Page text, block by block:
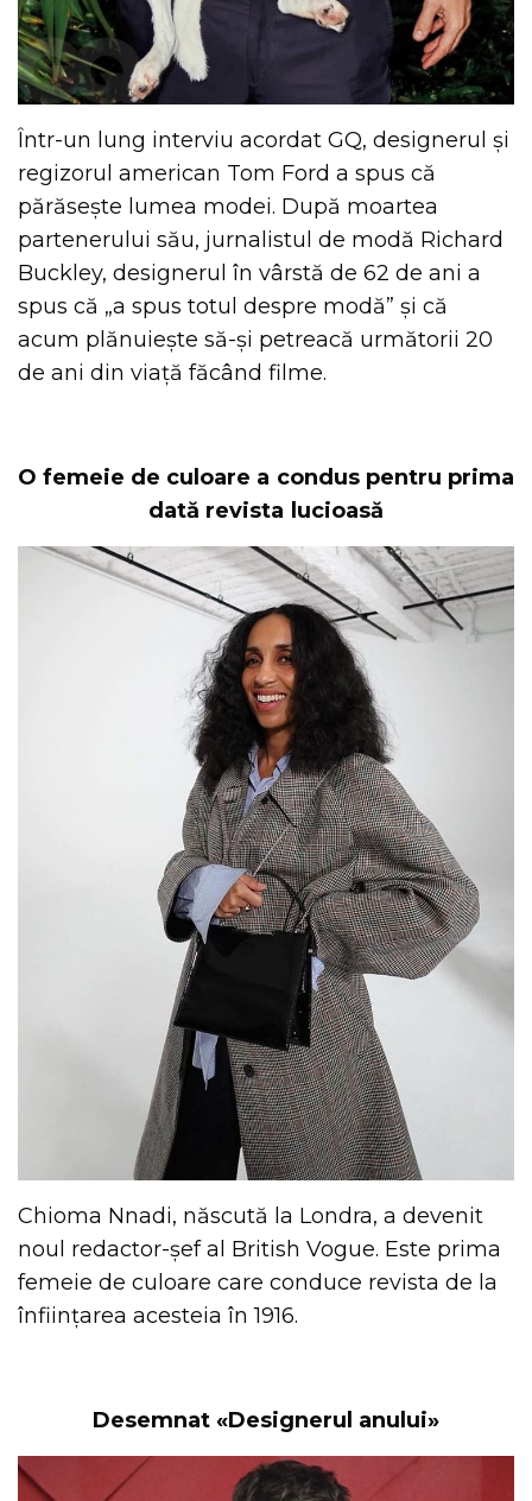
Într-un lung interviu acordat GQ, designerul și
regizorul american Tom Ford a spus că
părăsește lumea modei. După moartea
partenerului său, jurnalistul de modă Richard
Buckley, designerul în vârstă de 62 de ani a
spus că „a spus totul despre modă” și că
acum plănuiește să-și petreacă următorii 20
de ani din viață făcând filme.
O femeie de culoare a condus pentru prima
dată revista lucioasă
Chioma Nnadi, născută la Londra, a devenit
noul redactor-șef al British Vogue. Este prima
femeie de culoare care conduce revista de la
înființarea acesteia în 1916.
Desemnat «Designerul anului»